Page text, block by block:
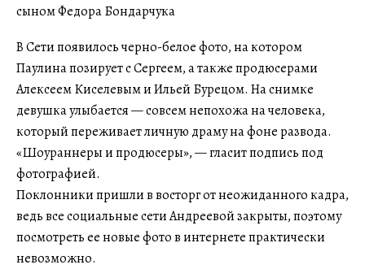
В Сети появилось черно-белое фото, на котором
Паулина позирует с Сергеем, а также продюсерами
Алексеем Киселевым и Ильей Бурецом. На снимке
девушка улыбается — совсем непохожа на человека,
который переживает личную драму на фоне развода.
«Шоураннеры и продюсеры», — гласит подпись под
фотографией.
Поклонники пришли в восторг от неожиданного кадра,
ведь все социальные сети Андреевой закрыты, поэтому
посмотреть ее новые фото в интернете практически
невозможно.